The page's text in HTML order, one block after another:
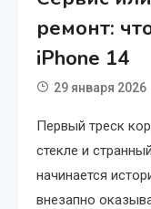
ремонт:
iPhone 14
29 января 2026
Первый треск
стекле и
начинается
внезапно